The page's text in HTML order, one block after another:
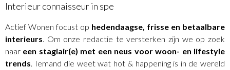
Interieur connaisseur in spe
Actief Wonen focust op hedendaagse, frisse en betaalbare
interieurs. Om onze redactie te versterken zijn we op zoek
naar een stagiair(e) met een neus voor woon- en lifestyle
trends. Iemand die weet wat hot & happening is in de wereld